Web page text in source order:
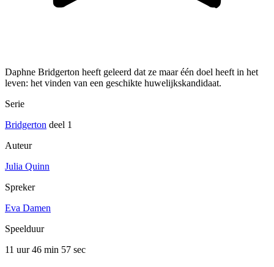
Daphne Bridgerton heeft geleerd dat ze maar één doel heeft in het
leven: het vinden van een geschikte huwelijkskandidaat.
Serie
Bridgerton deel 1
Auteur
Julia Quinn
Spreker
Eva Damen
Speelduur
11 uur 46 min 57 sec